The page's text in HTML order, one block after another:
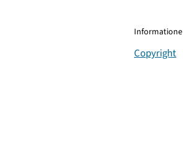
Copyright